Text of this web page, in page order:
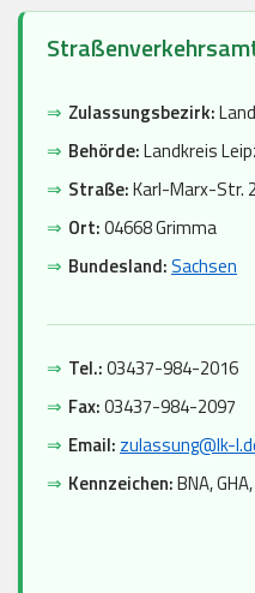
⇒ Zulassungsbezirk:
⇒ Behörde:Landkreis
⇒ Straße:Karl-Marx-Str.
⇒ Ort:04668 Grimma
⇒ Bundesland:Sachsen
⇒ Tel.:03437-984-2016
⇒ Fax:03437-984-2097
⇒ Email: zulassung@lk-
⇒ Kennzeichen:BNA,